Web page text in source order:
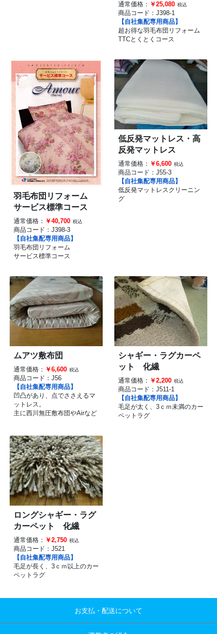
通常価格： ￥25,080 税込
商品コード： J398-1
【自社集配専用商品】
超お得な羽毛布団リフォーム
TTCとくとくコース
羽毛布団リフォーム
サービス標準コース
通常価格： ￥40,700 税込
商品コード： J398-3
【自社集配専用商品】
羽毛布団リフォーム
サービス標準コース
低反発マットレス・高
反発マットレス
通常価格： ￥6,600 税込
商品コード： J55-3
【自社集配専用商品】
低反発マットレスクリーニン
グ
ムアツ敷布団
通常価格： ￥6,600 税込
商品コード： J56
【自社集配専用商品】
凹凸があり、点でささえるマ
ットレス。
主に西川無圧敷布団やAirなど
シャギー・ラグカーペ
ット 化繊
通常価格： ￥2,200 税込
商品コード： J511-1
【自社集配専用商品】
毛足が太く、3ｃｍ未満のカー
ペットラグ
ロングシャギー・ラグ
カーペット 化繊
通常価格： ￥2,750 税込
商品コード： J521
【自社集配専用商品】
毛足が長く、3ｃｍ以上のカー
ペットラグ
お支払・配送について